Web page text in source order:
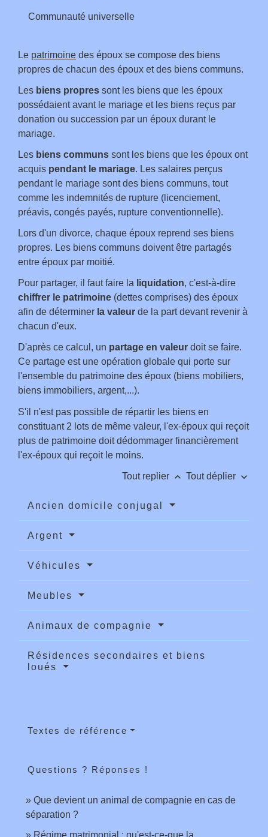
Communauté universelle
Le patrimoine des époux se compose des biens
propres de chacun des époux et des biens communs.
Les biens propres sont les biens que les époux
possédaient avant le mariage et les biens reçus par
donation ou succession par un époux durant le
mariage.
Les biens communs sont les biens que les époux ont
acquis pendant le mariage. Les salaires perçus
pendant le mariage sont des biens communs, tout
comme les indemnités de rupture (licenciement,
préavis, congés payés, rupture conventionnelle).
Lors d'un divorce, chaque époux reprend ses biens
propres. Les biens communs doivent être partagés
entre époux par moitié.
Pour partager, il faut faire la liquidation, c'est-à-dire
chiffrer le patrimoine (dettes comprises) des époux
afin de déterminer la valeur de la part devant revenir à
chacun d'eux.
D'après ce calcul, un partage en valeur doit se faire.
Ce partage est une opération globale qui porte sur
l'ensemble du patrimoine des époux (biens mobiliers,
biens immobiliers, argent,...).
S'il n'est pas possible de répartir les biens en
constituant 2 lots de même valeur, l'ex-époux qui reçoit
plus de patrimoine doit dédommager financièrement
l'ex-époux qui reçoit le moins.
Tout replier keyboard_arrow_up Tout déplier keyboard_arrow_down
Ancien domicile conjugal
Argent
Véhicules
Meubles
Animaux de compagnie
Résidences secondaires et biens
loués
Textes de référence
Questions ? Réponses !
Que devient un animal de compagnie en cas de
séparation ?
Régime matrimonial : qu'est-ce-que la